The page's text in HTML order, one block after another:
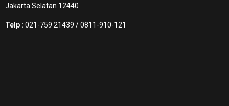
Jakarta Selatan 12440
Telp : 021-759 21439 / 0811-910-121